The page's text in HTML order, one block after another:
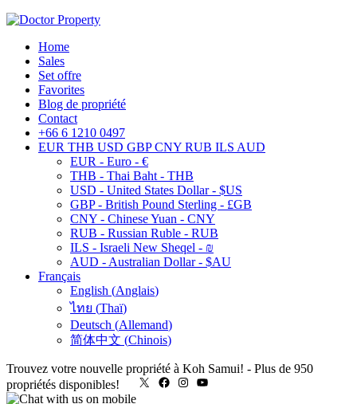
Home
Sales
Set offre
Favorites
Blog de propriété
Contact
+66 6 1210 0497
EUR THB USD GBP CNY RUB ILS AUD
EUR - Euro - €
THB - Thai Baht - THB
USD - United States Dollar - $US
GBP - British Pound Sterling - £GB
CNY - Chinese Yuan - CNY
RUB - Russian Ruble - RUB
ILS - Israeli New Sheqel - ₪
AUD - Australian Dollar - $AU
Français
English (Anglais)
ไทย (Thaï)
Deutsch (Allemand)
简体中文 (Chinois)
Trouvez votre nouvelle propriété à Koh Samui! - Plus de 950
propriétés disponibles!
X FacebookInstagram